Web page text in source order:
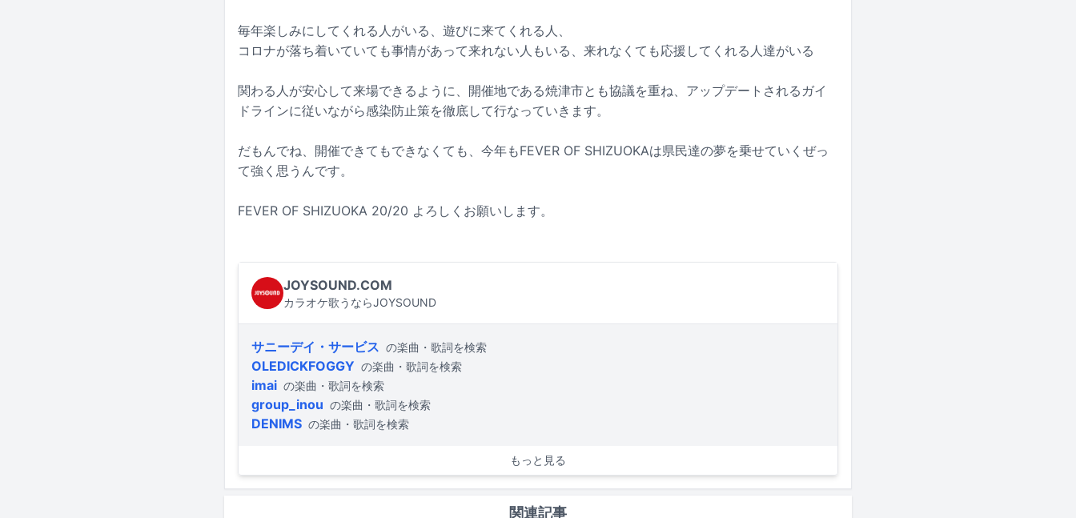
毎年楽しみにしてくれる人がいる、遊びに来てくれる人、
コロナが落ち着いていても事情があって来れない人もいる、来れなくても応援してくれる人達がいる
関わる人が安心して来場できるように、開催地である焼津市とも協議を重ね、アップデートされるガイ
ドラインに従いながら感染防止策を徹底して行なっていきます。
だもんでね、開催できてもできなくても、今年もFEVER OF SHIZUOKAは県民達の夢を乗せていくぜっ
て強く思うんです。
FEVER OF SHIZUOKA 20/20 よろしくお願いします。
JOYSOUND.COM
カラオケ歌うならJOYSOUND
サニーデイ・サービス の楽曲・歌詞を検索
OLEDICKFOGGY の楽曲・歌詞を検索
imai の楽曲・歌詞を検索
group_inou の楽曲・歌詞を検索
DENIMS の楽曲・歌詞を検索
もっと見る
関連記事